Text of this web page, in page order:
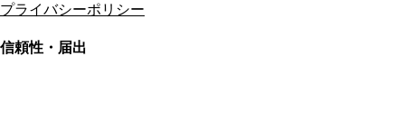
プライバシーポリシー
信頼性・届出